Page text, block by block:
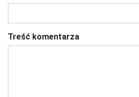
Treść komentarza